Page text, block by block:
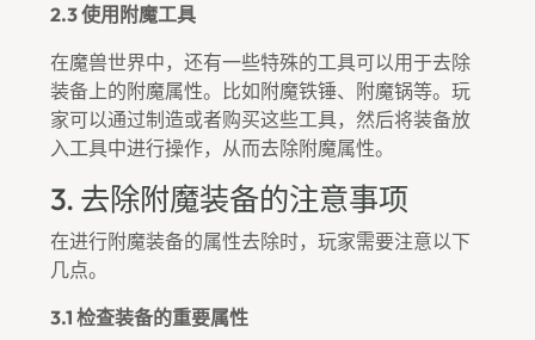
2.3 使用附魔工具
在魔兽世界中，还有一些特殊的工具可以用于去除
装备上的附魔属性。比如附魔铁锤、附魔锅等。玩
家可以通过制造或者购买这些工具，然后将装备放
入工具中进行操作，从而去除附魔属性。
3. 去除附魔装备的注意事项
在进行附魔装备的属性去除时，玩家需要注意以下
几点。
3.1 检查装备的重要属性